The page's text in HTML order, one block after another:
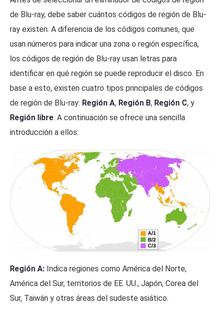
de Blu-ray, debe saber cuántos códigos de región de Blu-
ray existen. A diferencia de los códigos comunes, que
usan números para indicar una zona o región específica,
los códigos de región de Blu-ray usan letras para
identificar en qué región se puede reproducir el disco. En
base a esto, existen cuatro tipos principales de códigos
de región de Blu-ray: Región A, Región B, Región C, y
Región libre. A continuación se ofrece una sencilla
introducción a ellos:
Región A: Indica regiones como América del Norte,
América del Sur, territorios de EE. UU., Japón, Corea del
Sur, Taiwán y otras áreas del sudeste asiático.